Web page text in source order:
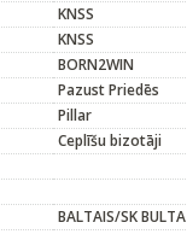
KNSS
KNSS
BORN2WIN
Pazust Priedēs
Pillar
Ceplīšu bizotāji
BALTAIS/SK BULTA